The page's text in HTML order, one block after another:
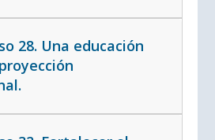
28. Una educación